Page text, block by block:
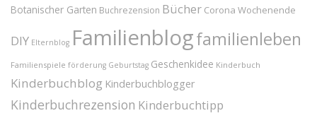
Botanischer Garten Buchrezension Bücher Corona Wochenende
DIY Elternblog Familienblogfamilienleben
Familienspiele förderung Geburtstag Geschenkidee Kinderbuch
Kinderbuchblog Kinderbuchblogger
Kinderbuchrezension Kinderbuchtipp